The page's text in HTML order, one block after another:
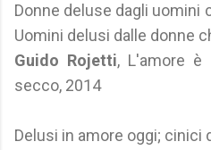
Donne deluse dagli uomini
Uomini delusi dalle donne
Guido Rojetti, L'amore
secco, 2014
Delusi in amore oggi; cinici